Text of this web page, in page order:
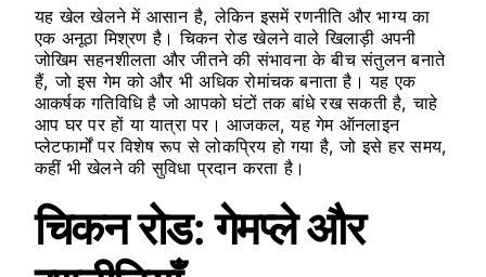
यह खेल खेलने में आसान है, लेकिन इसमें रणनीति और भाग्य का
एक अनूठा मिश्रण है। चिकन रोड खेलने वाले खिलाड़ी अपनी
जोखिम सहनशीलता और जीतने की संभावना के बीच संतुलन बनाते
हैं, जो इस गेम को और भी अधिक रोमांचक बनाता है। यह एक
आकर्षक गतिविधि है जो आपको घंटों तक बांधे रख सकती है, चाहे
आप घर पर हों या यात्रा पर। आजकल, यह गेम ऑनलाइन
प्लेटफार्मों पर विशेष रूप से लोकप्रिय हो गया है, जो इसे हर समय,
कहीं भी खेलने की सुविधा प्रदान करता है।
चिकन रोड: गेमप्ले और